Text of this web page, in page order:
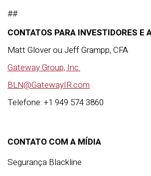
##
CONTATOS PARA INVESTIDORES E
Matt Glover ou Jeff Grampp, CFA
Gateway Group, Inc.
BLN@GatewayIR.com
Telefone: +1 949 574 3860
CONTATO COM A MÍDIA
Segurança Blackline